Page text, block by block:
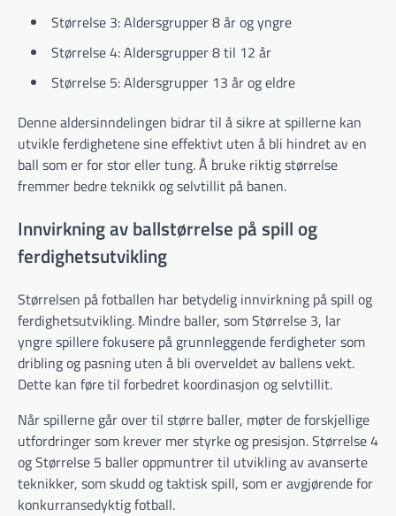
Størrelse 3: Aldersgrupper 8 år og yngre
Størrelse 4: Aldersgrupper 8 til 12 år
Størrelse 5: Aldersgrupper 13 år og eldre
Denne aldersinndelingen bidrar til å sikre at spillerne kan
utvikle ferdighetene sine effektivt uten å bli hindret av en
ball som er for stor eller tung. Å bruke riktig størrelse
fremmer bedre teknikk og selvtillit på banen.
Innvirkning av ballstørrelse på spill og
ferdighetsutvikling
Størrelsen på fotballen har betydelig innvirkning på spill og
ferdighetsutvikling. Mindre baller, som Størrelse 3, lar
yngre spillere fokusere på grunnleggende ferdigheter som
dribling og pasning uten å bli overveldet av ballens vekt.
Dette kan føre til forbedret koordinasjon og selvtillit.
Når spillerne går over til større baller, møter de forskjellige
utfordringer som krever mer styrke og presisjon. Størrelse 4
og Størrelse 5 baller oppmuntrer til utvikling av avanserte
teknikker, som skudd og taktisk spill, som er avgjørende for
konkurransedyktig fotball.